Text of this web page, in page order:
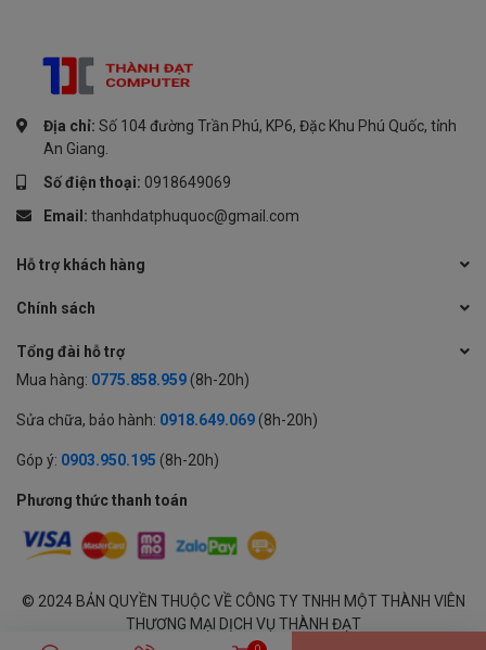
Địa chỉ: Số 104 đường Trần Phú, KP6, Đặc Khu Phú Quốc, tỉnh
An Giang.
Số điện thoại: 0918649069
Email: thanhdatphuquoc@gmail.com
Hỗ trợ khách hàng
Chính sách
Tổng đài hỗ trợ
Mua hàng: 0775.858.959 (8h-20h)
Sửa chữa, bảo hành: 0918.649.069 (8h-20h)
Góp ý: 0903.950.195 (8h-20h)
Phương thức thanh toán
© 2024 BẢN QUYỀN THUỘC VỀ CÔNG TY TNHH MỘT THÀNH VIÊN
THƯƠNG MẠI DỊCH VỤ THÀNH ĐẠT
GPĐKKD: 1701594843 cấp tại Sở KH & ĐT Tỉnh An Giang | Cung cấp